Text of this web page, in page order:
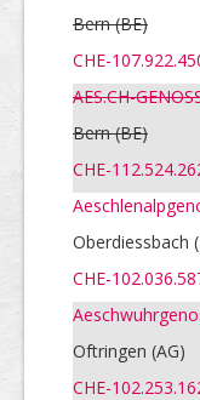
Bern(BE)
CHE-
AES.CH-
Bern(BE)
CHE-
Oberdiessbach
CHE-
Oftringen (AG)
CHE-